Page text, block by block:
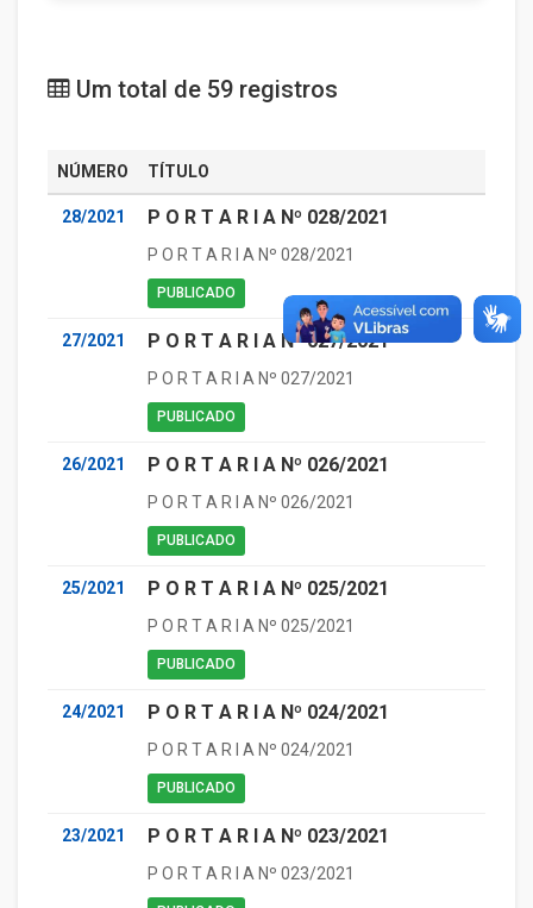
Um total de 59 registros
NÚMERO TÍTULO
28/2021 P O R T A R I A Nº 028/2021
P O R T A R I A Nº 028/2021
PUBLICADO
27/2021 P O R T A R I A Nº 027/2021
P O R T A R I A Nº 027/2021
PUBLICADO
26/2021 P O R T A R I A Nº 026/2021
P O R T A R I A Nº 026/2021
PUBLICADO
25/2021 P O R T A R I A Nº 025/2021
P O R T A R I A Nº 025/2021
PUBLICADO
24/2021 P O R T A R I A Nº 024/2021
P O R T A R I A Nº 024/2021
PUBLICADO
23/2021 P O R T A R I A Nº 023/2021
P O R T A R I A Nº 023/2021